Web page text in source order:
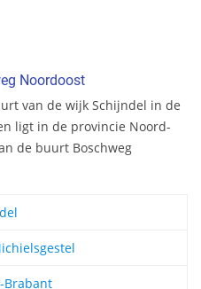
Noordoost
van de wijk Schijndel in de
ligt in de provincie Noord-
de buurt Boschweg
Brabant